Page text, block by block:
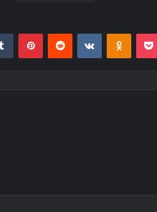
Tumblr PinterestReddit VK OK